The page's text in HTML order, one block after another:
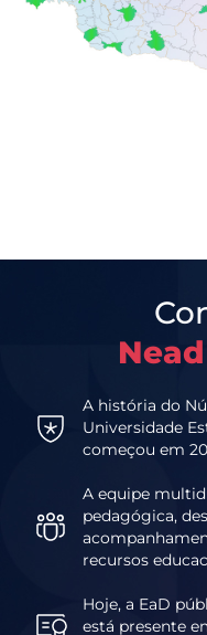
A história do
Universidade
começou em
A equipe
pedagógica,
recursos
Hoje, a EaD
está presente